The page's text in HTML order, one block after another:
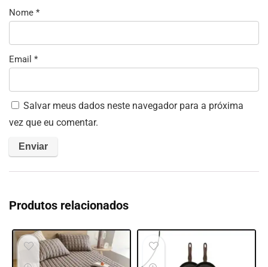
Nome *
Email *
Salvar meus dados neste navegador para a próxima
vez que eu comentar.
Produtos relacionados